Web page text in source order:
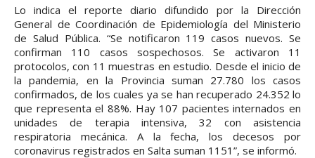
Lo indica el reporte diario difundido por la Dirección
General de Coordinación de Epidemiología del Ministerio
de Salud Pública. “Se notificaron 119 casos nuevos. Se
confirman 110 casos sospechosos. Se activaron 11
protocolos, con 11 muestras en estudio. Desde el inicio de
la pandemia, en la Provincia suman 27.780 los casos
confirmados, de los cuales ya se han recuperado 24.352 lo
que representa el 88%. Hay 107 pacientes internados en
unidades de terapia intensiva, 32 con asistencia
respiratoria mecánica. A la fecha, los decesos por
coronavirus registrados en Salta suman 1151”, se informó.